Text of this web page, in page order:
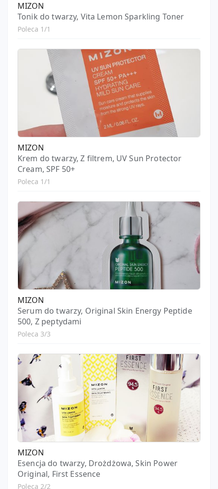
MIZON
Tonik do twarzy, Vita Lemon Sparkling Toner
Poleca 1/1
MIZON
Krem do twarzy, Z filtrem, UV Sun Protector
Cream, SPF 50+
Poleca 1/1
MIZON
Serum do twarzy, Original Skin Energy Peptide
500, Z peptydami
Poleca 3/3
MIZON
Esencja do twarzy, Drożdżowa, Skin Power
Original, First Essence
Poleca 2/2